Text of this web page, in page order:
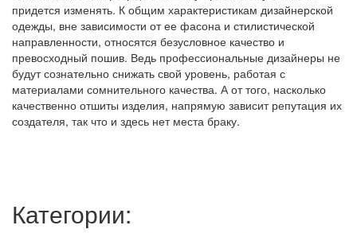
придется изменять. К общим характеристикам дизайнерской
одежды, вне зависимости от ее фасона и стилистической
направленности, относятся безусловное качество и
превосходный пошив. Ведь профессиональные дизайнеры не
будут сознательно снижать свой уровень, работая с
материалами сомнительного качества. А от того, насколько
качественно отшиты изделия, напрямую зависит репутация их
создателя, так что и здесь нет места браку.
Категории: